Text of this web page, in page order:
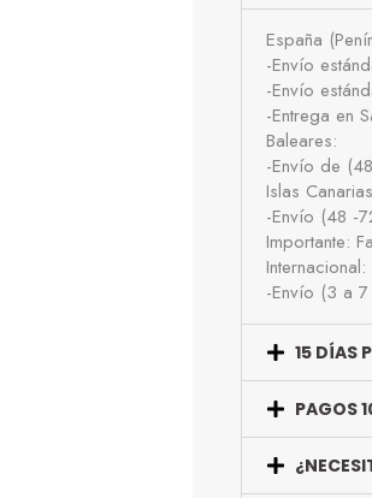
España
-Envío
-Envío
-Entrega en
Baleares:
-Envío de
Islas
-Envío (48 -
Importante:
Internacional:
-Envío (3 a
15 DÍAS
PAGOS